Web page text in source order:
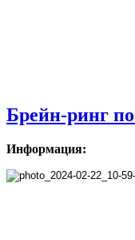
Брейн-ринг
Информация: